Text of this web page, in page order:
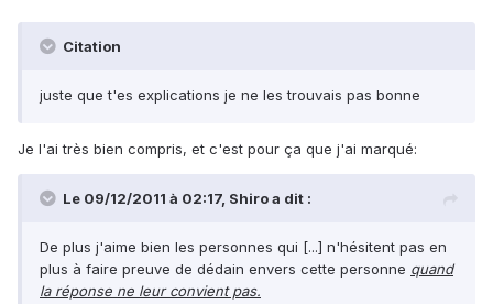
Citation
juste que t'es explications je ne les trouvais pas bonne
Je l'ai très bien compris, et c'est pour ça que j'ai marqué:
Le 09/12/2011 à 02:17, Shiro a dit :
De plus j'aime bien les personnes qui [...] n'hésitent pas en
plus à faire preuve de dédain envers cette personne quand
la réponse ne leur convient pas.